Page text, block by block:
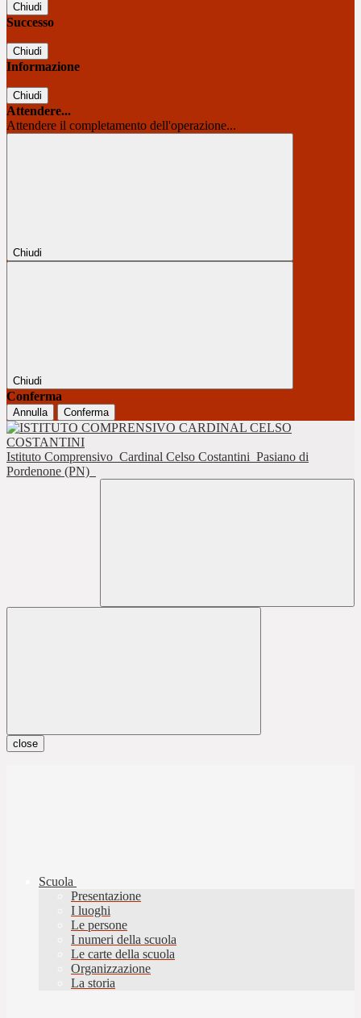
Chiudi
Successo
Chiudi
Informazione
Chiudi
Attendere...
Attendere il completamento dell'operazione...
Chiudi
Chiudi
Conferma
Annulla Conferma
Istituto Comprensivo Cardinal Celso Costantini Pasiano di
Pordenone (PN)
close
Scuola
Presentazione
I luoghi
Le persone
I numeri della scuola
Le carte della scuola
Organizzazione
La storia